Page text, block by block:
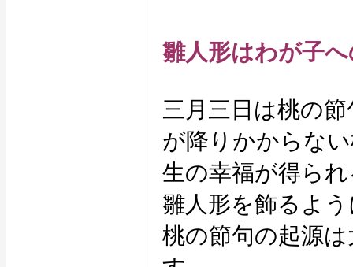
雛人形はわが子
三月三日は桃の
が降りかからな
生の幸福が得ら
雛人形を飾るよ
桃の節句の起源